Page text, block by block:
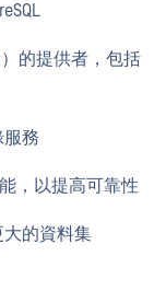
的提供者，包括
務
，以提高可靠性
的資料集